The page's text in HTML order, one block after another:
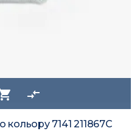
compare_arrows
кольору 7141 211867C